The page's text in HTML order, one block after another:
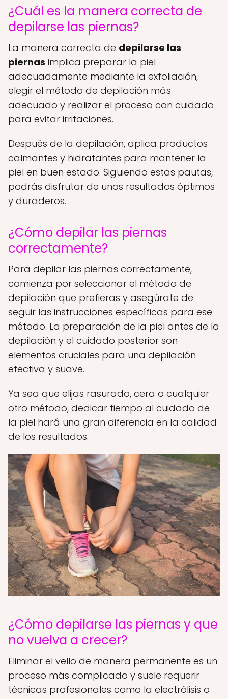
¿Cuál es la manera correcta de
depilarse las piernas?
La manera correcta de depilarse las
piernas implica preparar la piel
adecuadamente mediante la exfoliación,
elegir el método de depilación más
adecuado y realizar el proceso con cuidado
para evitar irritaciones.
Después de la depilación, aplica productos
calmantes y hidratantes para mantener la
piel en buen estado. Siguiendo estas pautas,
podrás disfrutar de unos resultados óptimos
y duraderos.
¿Cómo depilar las piernas
correctamente?
Para depilar las piernas correctamente,
comienza por seleccionar el método de
depilación que prefieras y asegúrate de
seguir las instrucciones específicas para ese
método. La preparación de la piel antes de la
depilación y el cuidado posterior son
elementos cruciales para una depilación
efectiva y suave.
Ya sea que elijas rasurado, cera o cualquier
otro método, dedicar tiempo al cuidado de
la piel hará una gran diferencia en la calidad
de los resultados.
¿Cómo depilarse las piernas y que
no vuelva a crecer?
Eliminar el vello de manera permanente es un
proceso más complicado y suele requerir
técnicas profesionales como la electrólisis o